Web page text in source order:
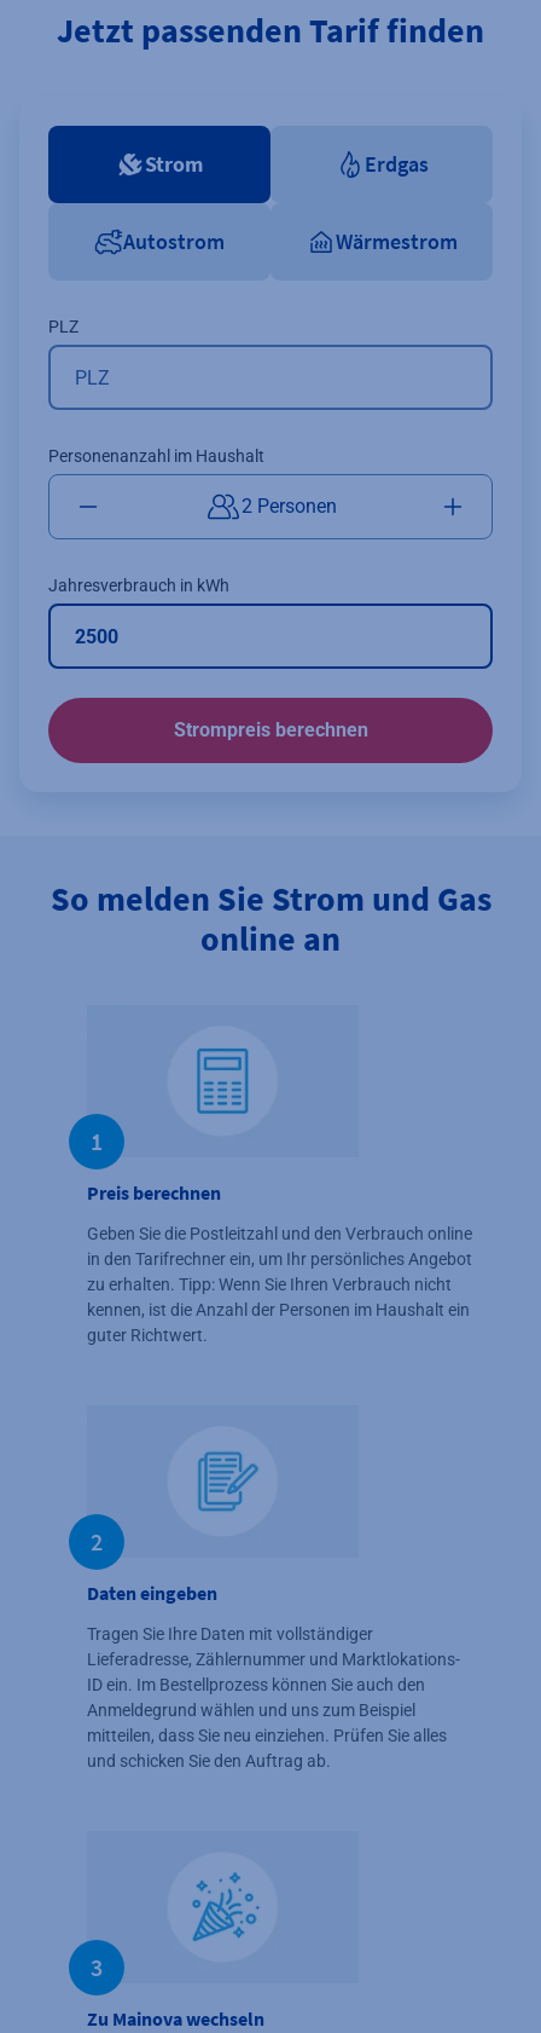
Jetzt passenden Tarif finden
Strom Erdgas
Autostrom Wärmestrom
PLZ
Personenanzahl im Haushalt
2 Personen
Jahresverbrauch in kWh
Strompreis berechnen
So melden Sie Strom und Gas
online an
1
Preis berechnen
Geben Sie die Postleitzahl und den Verbrauch online
in den Tarifrechner ein, um Ihr persönliches Angebot
zu erhalten. Tipp: Wenn Sie Ihren Verbrauch nicht
kennen, ist die Anzahl der Personen im Haushalt ein
guter Richtwert.
2
Daten eingeben
Tragen Sie Ihre Daten mit vollständiger
Lieferadresse, Zählernummer und Marktlokations-
ID ein. Im Bestellprozess können Sie auch den
Anmeldegrund wählen und uns zum Beispiel
mitteilen, dass Sie neu einziehen. Prüfen Sie alles
und schicken Sie den Auftrag ab.
3
Zu Mainova wechseln